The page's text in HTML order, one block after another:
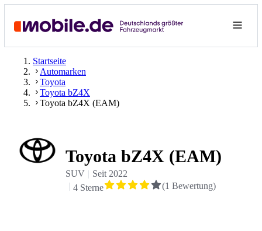
Startseite
Automarken
Toyota
Toyota bZ4X
Toyota bZ4X (EAM)
Toyota bZ4X (EAM)
SUV Seit 2022
4 Sterne
(1 Bewertung)